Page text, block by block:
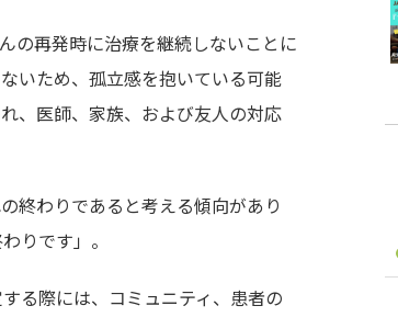
の再発時に治療を継続しないことに
いため、孤立感を抱いている可能
、医師、家族、および友人の対応
終わりであると考える傾向があり
りです」。
る際には、コミュニティ、患者の